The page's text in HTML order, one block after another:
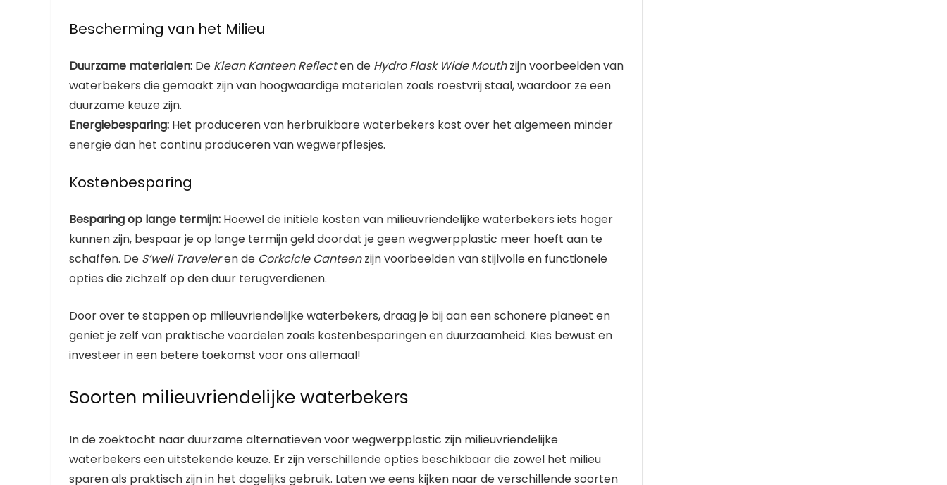
Bescherming van het Milieu
Duurzame materialen: De Klean Kanteen Reflecten de Hydro Flask Wide Mouthzijn voorbeelden van
waterbekers die gemaakt zijn van hoogwaardige materialen zoals roestvrij staal, waardoor ze een
duurzame keuze zijn.
Energiebesparing: Het produceren van herbruikbare waterbekers kost over het algemeen minder
energie dan het continu produceren van wegwerpflesjes.
Kostenbesparing
Besparing op lange termijn: Hoewel de initiële kosten van milieuvriendelijke waterbekers iets hoger
kunnen zijn, bespaar je op lange termijn geld doordat je geen wegwerpplastic meer hoeft aan te
schaffen. De S’well Traveleren de Corkcicle Canteenzijn voorbeelden van stijlvolle en functionele
opties die zichzelf op den duur terugverdienen.
Door over te stappen op milieuvriendelijke waterbekers, draag je bij aan een schonere planeet en
geniet je zelf van praktische voordelen zoals kostenbesparingen en duurzaamheid. Kies bewust en
investeer in een betere toekomst voor ons allemaal!
Soorten milieuvriendelijke waterbekers
In de zoektocht naar duurzame alternatieven voor wegwerpplastic zijn milieuvriendelijke
waterbekers een uitstekende keuze. Er zijn verschillende opties beschikbaar die zowel het milieu
sparen als praktisch zijn in het dagelijks gebruik. Laten we eens kijken naar de verschillende soorten